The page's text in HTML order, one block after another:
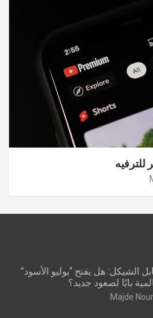
للترفيه
الشيكل: هل يفتح “يوليو الأسود”
بابًا لصعود جديد؟
Majde